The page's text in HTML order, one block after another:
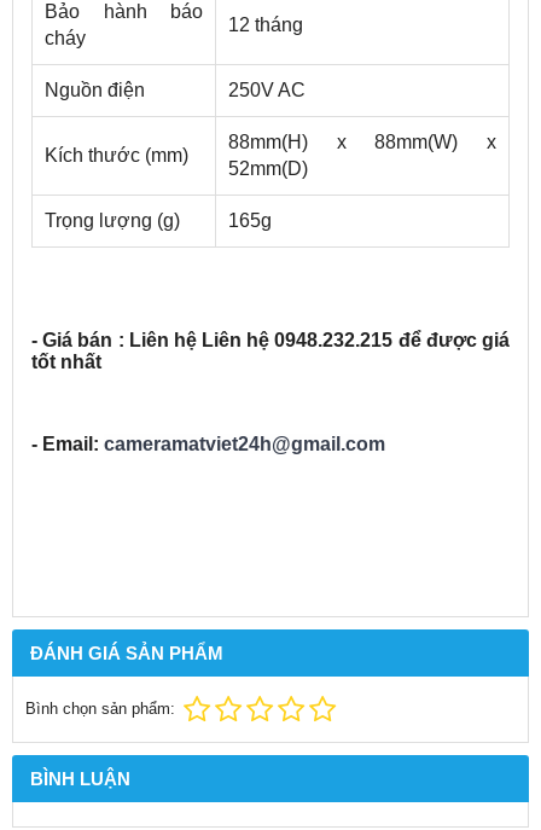
Bảo hành báo
cháy
12 tháng
Nguồn điện 250V AC
Kích thước (mm)
88mm(H) x 88mm(W) x
52mm(D)
Trọng lượng (g) 165g
- Giá bán : Liên hệ Liên hệ 0948.232.215 để được giá
tốt nhất
- Email: cameramatviet24h@gmail.com
ĐÁNH GIÁ SẢN PHẨM
Bình chọn sản phẩm:
BÌNH LUẬN